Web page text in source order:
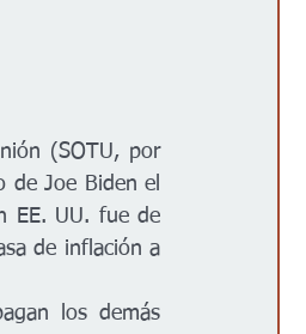
(SOTU, por
de Joe Biden el
EE. UU. fue de
de inflación a
los demás